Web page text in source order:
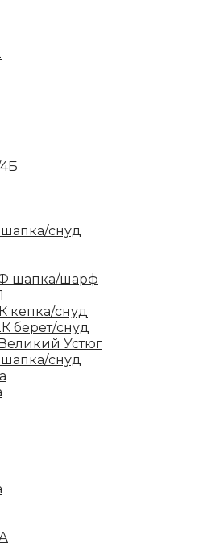
снуд
шапка/шарф
кепка/снуд
берет/снуд
Устюг
снуд